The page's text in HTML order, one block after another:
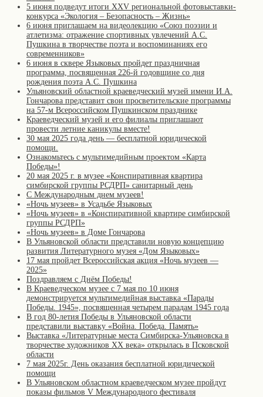
5 июня подведут итоги XXV региональной фотовыставки-
конкурса «Экология – Безопасность – Жизнь»
6 июня приглашаем на видеолекцию «Союз поэзии и
атлетизма: отражение спортивных увлечений А.С.
Пушкина в творчестве поэта и воспоминаниях его
современников»
6 июня в сквере Языковых пройдет праздничная
программа, посвященная 226-й годовщине со дня
рождения поэта А.С. Пушкина
Ульяновский областной краеведческий музей имени И.А.
Гончарова представит свои просветительские программы
на 57-м Всероссийском Пушкинском празднике
Краеведческий музей и его филиалы приглашают
провести летние каникулы вместе!
30 мая 2025 года день — бесплатной юридической
помощи.
Ознакомьтесь с мультимедийным проектом «Карта
Победы»!
20 мая 2025 г. в музее «Конспиративная квартира
симбирской группы РСДРП» санитарный день
С Международным днем музеев!
«Ночь музеев» в Усадьбе Языковых
«Ночь музеев» в «Конспиративной квартире симбирской
группы РСДРП»
«Ночь музеев» в Доме Гончарова
В Ульяновской области представили новую концепцию
развития Литературного музея «Дом Языковых»
17 мая пройдет Всероссийская акция «Ночь музеев —
2025»
Поздравляем с Днём Победы!
В Краеведческом музее с 7 мая по 10 июня
демонстрируется мультимедийная выставка «Парады
Победы. 1945», посвященная четырем парадам 1945 года
В год 80-летия Победы в Ульяновской области
представили выставку «Война. Победа. Память»
Выставка «Литературные места Симбирска-Ульяновска в
творчестве художников XX века» открылась в Псковской
области
7 мая 2025г. День оказания бесплатной юридической
помощи
В Ульяновском областном краеведческом музее пройдут
показы фильмов V Международного фестиваля